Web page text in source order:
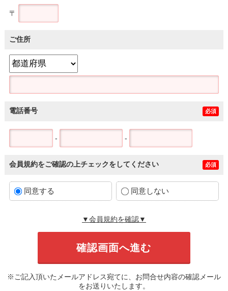
〒
ご住所
電話番号 必須
- -
会員規約をご確認の上チェックをしてください 必須
同意する 同意しない
▼会員規約を確認▼
※ご記入頂いたメールアドレス宛てに、お問合せ内容の確認メール
をお送りいたします。